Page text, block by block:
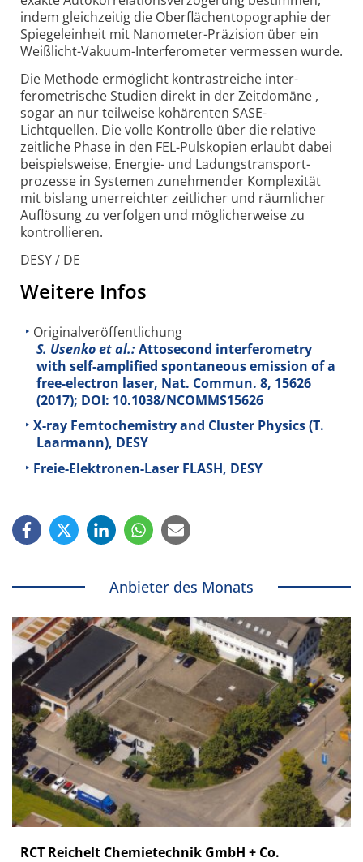
indem gleichzeitig die Ober­flächen­topographie der
Spiegeleinheit mit Nanometer-Präzision über ein
Weißlicht-Vakuum-Interferometer vermessen wurde.
Die Methode ermöglicht kontrastreiche inter­
ferometrische Studien direkt in der Zeitdomäne ,
sogar an nur teilweise kohärenten SASE-
Lichtquellen. Die volle Kontrolle über die relative
zeitliche Phase in den FEL-Pulskopien erlaubt dabei
beispielsweise, Energie- und Ladungs­transport­
prozesse in Systemen zunehmender Komplexität
mit bislang unerreichter zeitlicher und räumlicher
Auflösung zu verfolgen und möglicherweise zu
kontrollieren.
DESY / DE
Weitere Infos
Originalveröffentlichung
S. Usenko et al.:Attosecond interferometry
with self-amplified spontaneous emission of a
free-electron laser, Nat. Commun. 8, 15626
(2017); DOI: 10.1038/NCOMMS15626
X-ray Femtochemistry and Cluster Physics (T.
Laarmann), DESY
Freie-Elektronen-Laser FLASH, DESY
Anbieter des Monats
RCT Reichelt Chemietechnik GmbH + Co.